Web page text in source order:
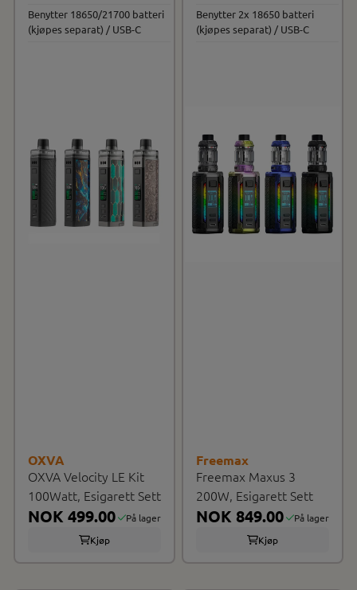
OXVA
OXVA Velocity LE Kit
100Watt, Esigarett Sett
NOK 499.00
På lager
Kjøp
Benytter 18650/21700 batteri
(kjøpes separat) / USB-C
Freemax
Freemax Maxus 3
200W, Esigarett Sett
NOK 849.00
På lager
Kjøp
Benytter 2x 18650 batteri
(kjøpes separat) / USB-C